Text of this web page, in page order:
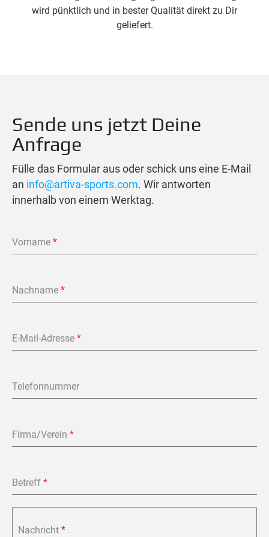
wird pünktlich und in bester Qualität direkt zu Dir
geliefert.
Sende uns jetzt Deine
Anfrage
Fülle das Formular aus oder schick uns eine E-Mail
an info@artiva-sports.com. Wir antworten
innerhalb von einem Werktag.
Vorname *
Nachname *
E-Mail-Adresse *
Telefonnummer
Firma/Verein *
Betreff *
Nachricht *